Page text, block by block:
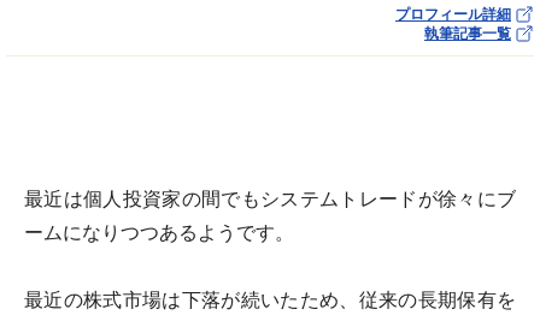
プロフィール詳細
執筆記事一覧
最近は個人投資家の間でもシステムトレードが徐々にブ
ームになりつつあるようです。
最近の株式市場は下落が続いたため、従来の長期保有を